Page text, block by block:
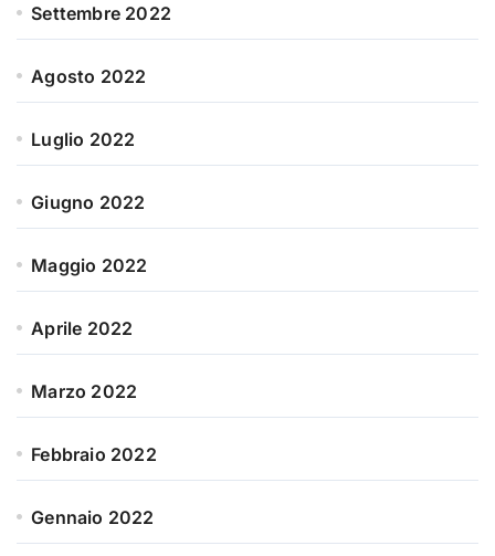
Settembre 2022
Agosto 2022
Luglio 2022
Giugno 2022
Maggio 2022
Aprile 2022
Marzo 2022
Febbraio 2022
Gennaio 2022